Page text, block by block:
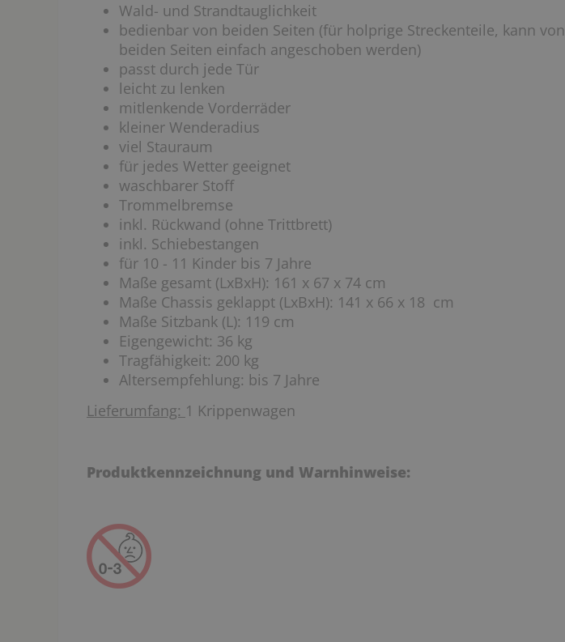
Wald- und Strandtauglichkeit
bedienbar von beiden Seiten (für holprige Streckenteile, kann von
beiden Seiten einfach angeschoben werden)
passt durch jede Tür
leicht zu lenken
mitlenkende Vorderräder
kleiner Wenderadius
viel Stauraum
für jedes Wetter geeignet
waschbarer Stoff
Trommelbremse
inkl. Rückwand (ohne Trittbrett)
inkl. Schiebestangen
für 10 - 11 Kinder bis 7 Jahre
Maße gesamt (LxBxH): 161 x 67 x 74 cm
Maße Chassis geklappt (LxBxH): 141 x 66 x 18 cm
Maße Sitzbank (L): 119 cm
Eigengewicht: 36 kg
Tragfähigkeit: 200 kg
Altersempfehlung: bis 7 Jahre
Lieferumfang: 1 Krippenwagen
Produktkennzeichnung und Warnhinweise: